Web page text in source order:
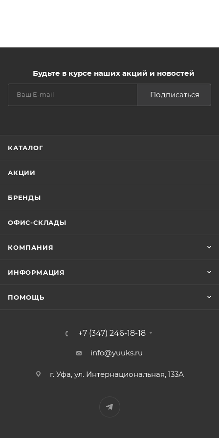
Будьте в курсе наших акций и новостей
Подписаться
КАТАЛОГ
АКЦИИ
БРЕНДЫ
ОФИС-СКЛАДЫ
КОМПАНИЯ
ИНФОРМАЦИЯ
ПОМОЩЬ
+7 (347) 246-18-18
info@yuuks.ru
г. Уфа, ул. Интернациональная, 133А